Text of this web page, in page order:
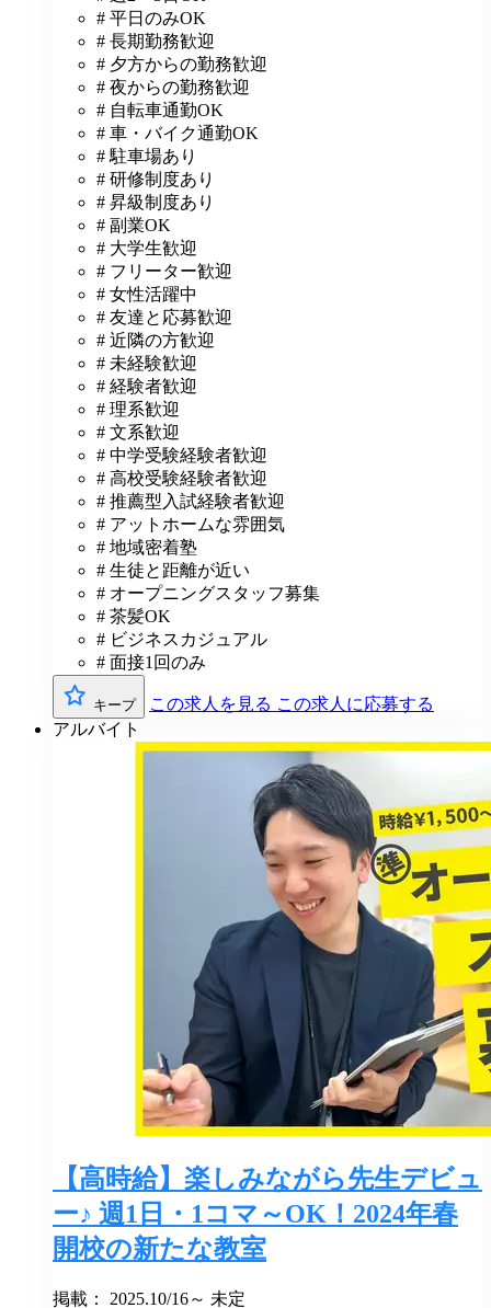
# 平日のみOK
# 長期勤務歓迎
# 夕方からの勤務歓迎
# 夜からの勤務歓迎
# 自転車通勤OK
# 車・バイク通勤OK
# 駐車場あり
# 研修制度あり
# 昇級制度あり
# 副業OK
# 大学生歓迎
# フリーター歓迎
# 女性活躍中
# 友達と応募歓迎
# 近隣の方歓迎
# 未経験歓迎
# 経験者歓迎
# 理系歓迎
# 文系歓迎
# 中学受験経験者歓迎
# 高校受験経験者歓迎
# 推薦型入試経験者歓迎
# アットホームな雰囲気
# 地域密着塾
# 生徒と距離が近い
# オープニングスタッフ募集
# 茶髪OK
# ビジネスカジュアル
# 面接1回のみ
キープ この求人を見る この求人に応募する
アルバイト
【高時給】楽しみながら先生デビュ
ー♪ 週1日・1コマ～OK！2024年春
開校の新たな教室
掲載： 2025.10/16～ 未定